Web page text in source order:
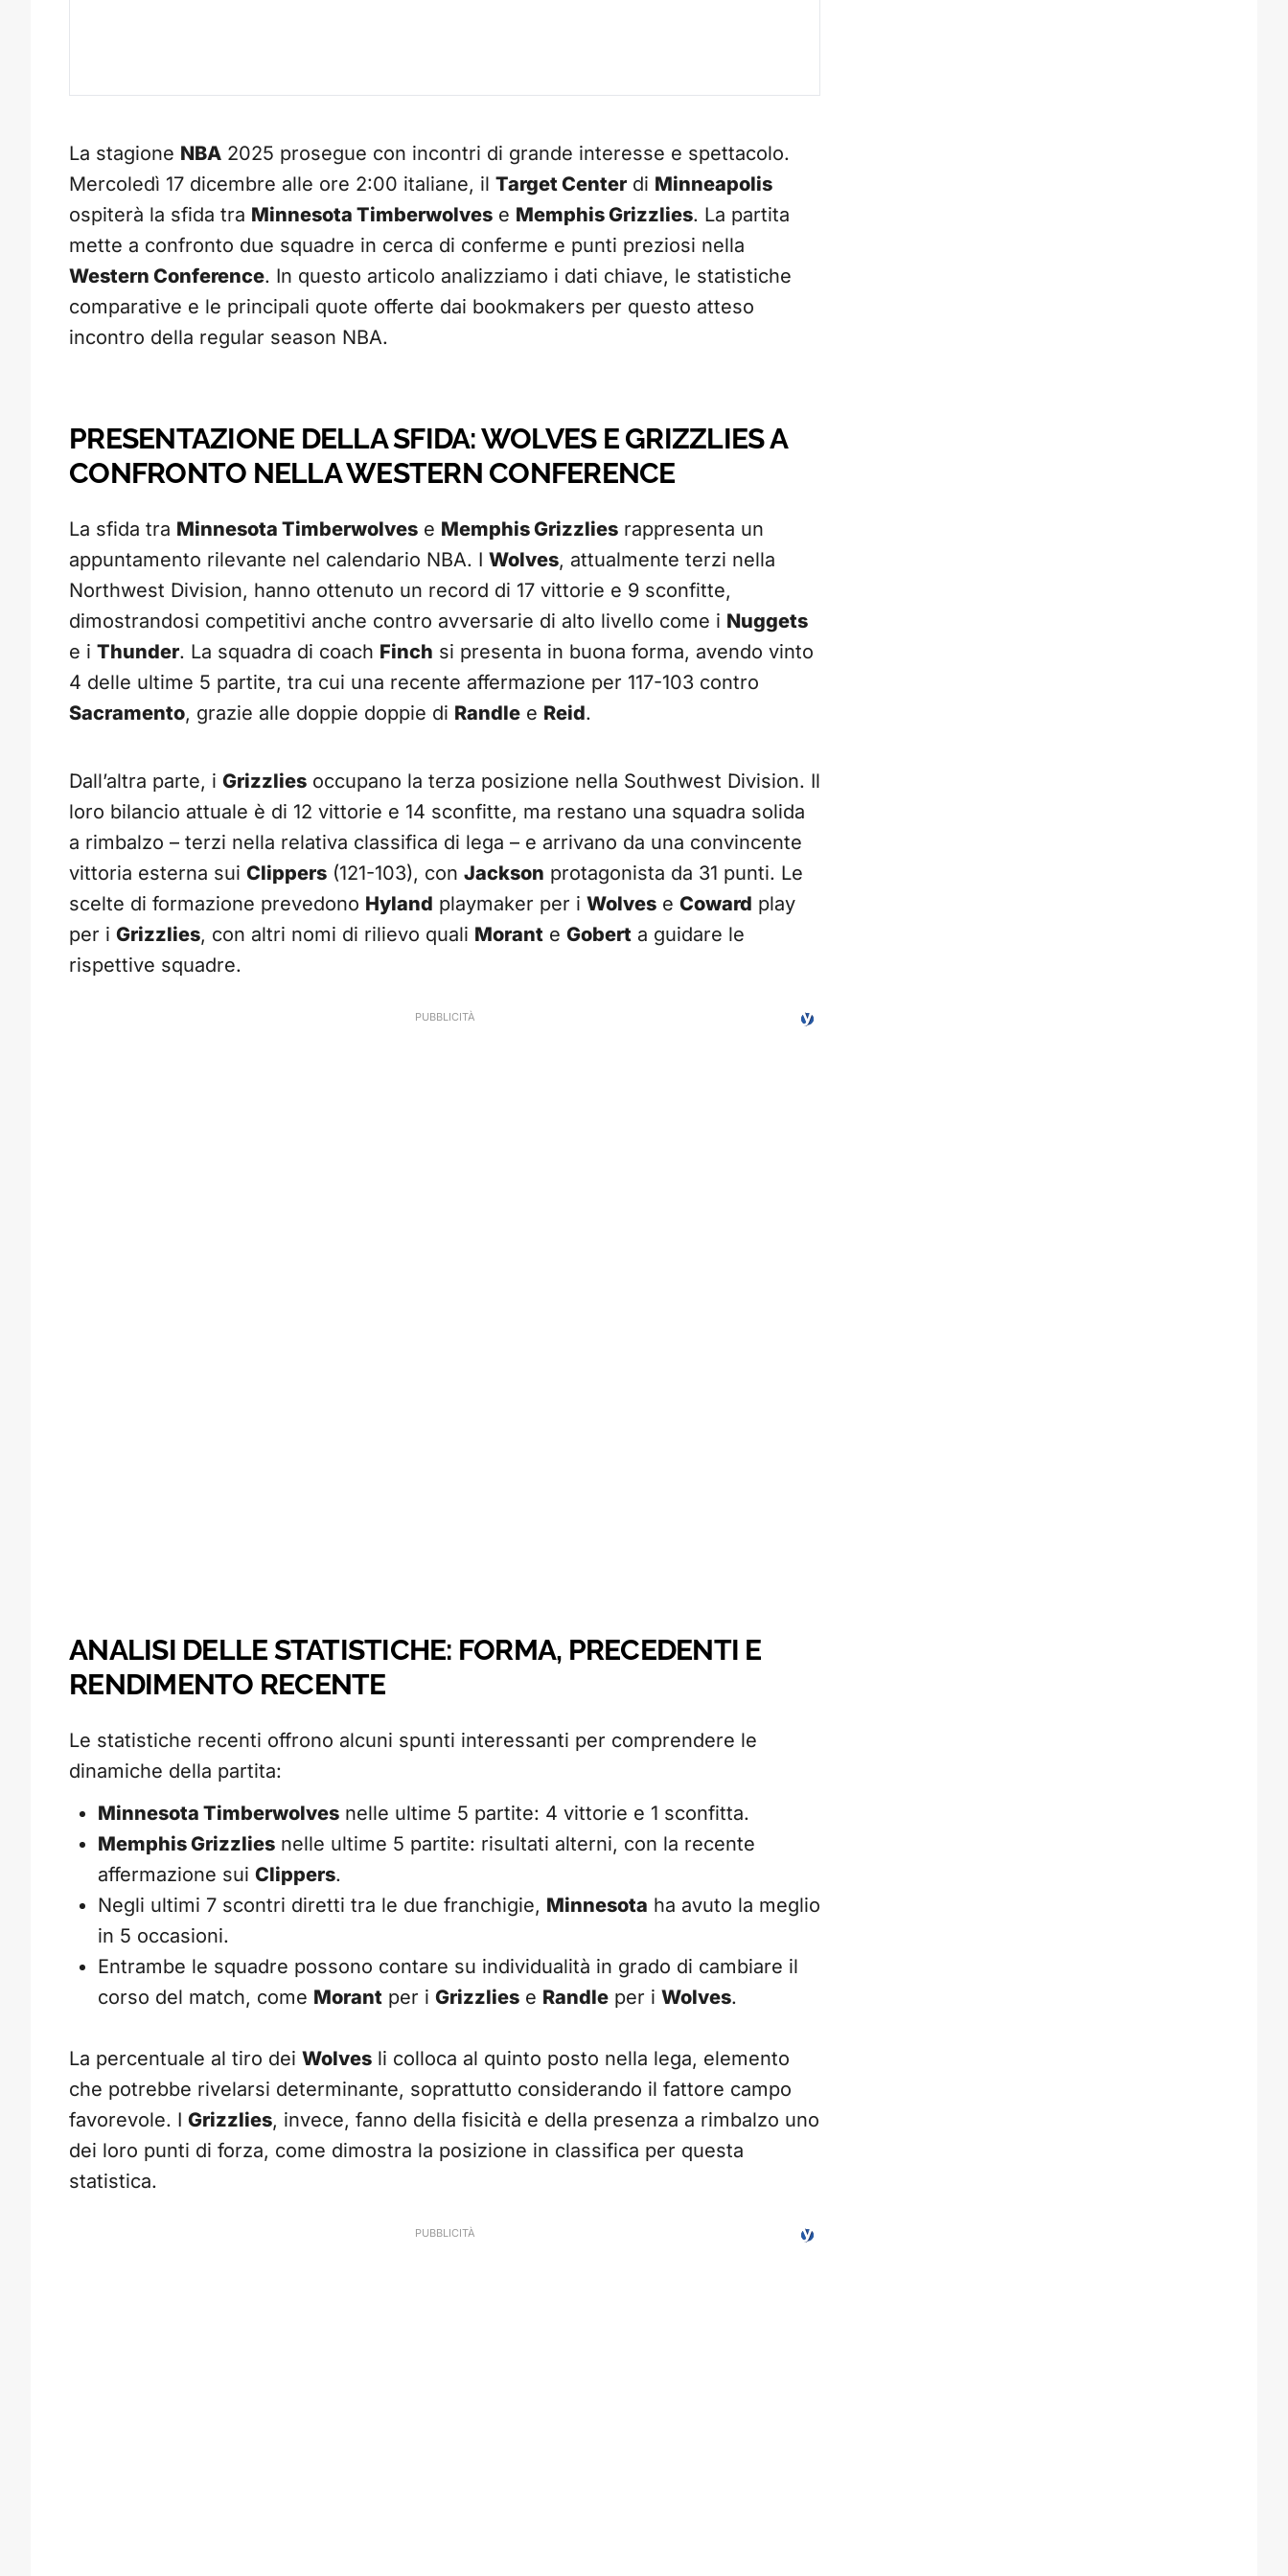
La stagione NBA 2025 prosegue con incontri di grande interesse e spettacolo.
Mercoledì 17 dicembre alle ore 2:00 italiane, il Target Center di Minneapolis
ospiterà la sfida tra Minnesota Timberwolves e Memphis Grizzlies. La partita
mette a confronto due squadre in cerca di conferme e punti preziosi nella
Western Conference. In questo articolo analizziamo i dati chiave, le statistiche
comparative e le principali quote offerte dai bookmakers per questo atteso
incontro della regular season NBA.
PRESENTAZIONE DELLA SFIDA: WOLVES E GRIZZLIES A
CONFRONTO NELLA WESTERN CONFERENCE
La sfida tra Minnesota Timberwolves e Memphis Grizzlies rappresenta un
appuntamento rilevante nel calendario NBA. I Wolves, attualmente terzi nella
Northwest Division, hanno ottenuto un record di 17 vittorie e 9 sconfitte,
dimostrandosi competitivi anche contro avversarie di alto livello come i Nuggets
e i Thunder. La squadra di coach Finch si presenta in buona forma, avendo vinto
4 delle ultime 5 partite, tra cui una recente affermazione per 117-103 contro
Sacramento, grazie alle doppie doppie di Randle e Reid.
Dall’altra parte, i Grizzlies occupano la terza posizione nella Southwest Division. Il
loro bilancio attuale è di 12 vittorie e 14 sconfitte, ma restano una squadra solida
a rimbalzo – terzi nella relativa classifica di lega – e arrivano da una convincente
vittoria esterna sui Clippers (121-103), con Jackson protagonista da 31 punti. Le
scelte di formazione prevedono Hyland playmaker per i Wolves e Coward play
per i Grizzlies, con altri nomi di rilievo quali Morant e Gobert a guidare le
rispettive squadre.
ANALISI DELLE STATISTICHE: FORMA, PRECEDENTI E
RENDIMENTO RECENTE
Le statistiche recenti offrono alcuni spunti interessanti per comprendere le
dinamiche della partita:
Minnesota Timberwolves nelle ultime 5 partite: 4 vittorie e 1 sconfitta.
Memphis Grizzlies nelle ultime 5 partite: risultati alterni, con la recente
affermazione sui Clippers.
Negli ultimi 7 scontri diretti tra le due franchigie, Minnesota ha avuto la meglio
in 5 occasioni.
Entrambe le squadre possono contare su individualità in grado di cambiare il
corso del match, come Morant per i Grizzlies e Randle per i Wolves.
La percentuale al tiro dei Wolves li colloca al quinto posto nella lega, elemento
che potrebbe rivelarsi determinante, soprattutto considerando il fattore campo
favorevole. I Grizzlies, invece, fanno della fisicità e della presenza a rimbalzo uno
dei loro punti di forza, come dimostra la posizione in classifica per questa
statistica.